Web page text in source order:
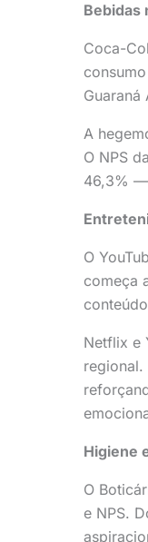
Bebidas
Coca-
A
O NPS
46,3% —
O
começa
Netflix e
regional.
Higiene
O
e NPS.